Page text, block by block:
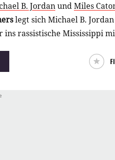
B. JordanundMiles
legt sich Michael B.
rassistische Mississippi